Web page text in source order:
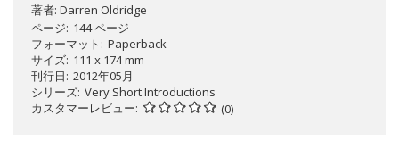
著者: Darren Oldridge
ページ 144 ページ
フォーマット
Paperback
サイズ 111 x 174 mm
刊行日 2012年05月
シリーズ Very Short Introductions
カスタマーレビュー
(0)